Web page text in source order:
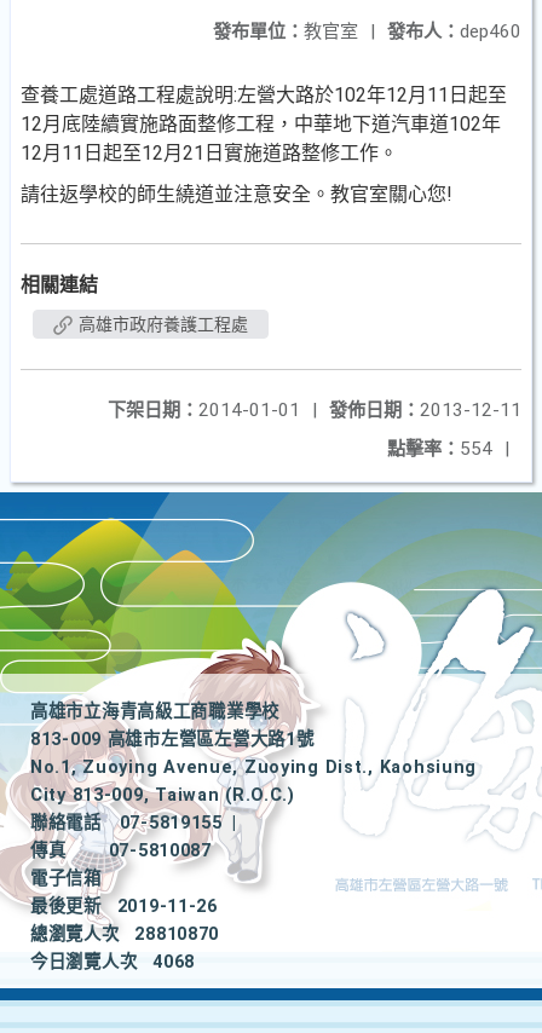
發布人： dep460
發布單位： 教官室 |
查養工處道路工程處說明:左營大路於102年12月11日起至
12月底陸續實施路面整修工程，中華地下道汽車道102年
12月11日起至12月21日實施道路整修工作。
請往返學校的師生繞道並注意安全。教官室關心您!
相關連結
高雄市政府養護工程處
發佈日期： 2013-12-11
下架日期： 2014-01-01
|
點擊率： 554 |
高雄市立海青高級工商職業學校
813-009 高雄市左營區左營大路1號
No.1, Zuoying Avenue, Zuoying Dist., Kaohsiung
City 813-009, Taiwan (R.O.C.)
聯絡電話
07-5819155
|
傳真
07-5810087
電子信箱
最後更新
2019-11-26
總瀏覽人次
28810870
今日瀏覽人次
4068